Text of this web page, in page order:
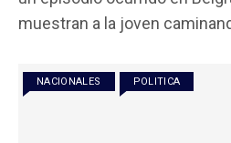
b
o
k
er s
p
p
p
muestran a la joven
NACIONALES POLITICA